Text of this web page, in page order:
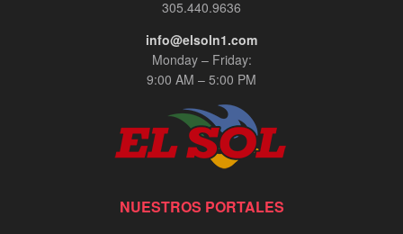
305.440.9636
info@elsoln1.com
Monday – Friday:
9:00 AM – 5:00 PM
NUESTROS PORTALES